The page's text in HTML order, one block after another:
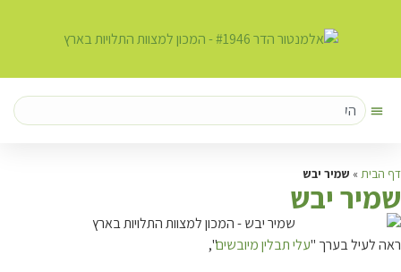
דף הבית » שמיר יבש
שמיר יבש
ראה לעיל בערך "עלי תבלין מיובשים",